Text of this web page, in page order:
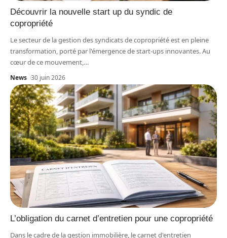
Découvrir la nouvelle start up du syndic de
copropriété
Le secteur de la gestion des syndicats de copropriété est en pleine
transformation, porté par l'émergence de start-ups innovantes. Au
cœur de ce mouvement, …
News 30 juin 2026
L’obligation du carnet d’entretien pour une copropriété
Dans le cadre de la gestion immobilière, le carnet d'entretien